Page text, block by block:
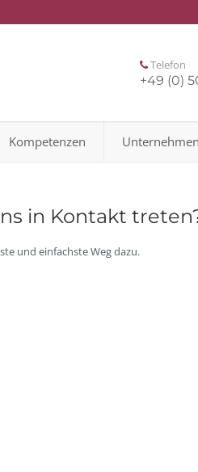
Telefon
+49 (0)
Kompetenzen Unternehmen
in Kontakt
und einfachste Weg dazu.